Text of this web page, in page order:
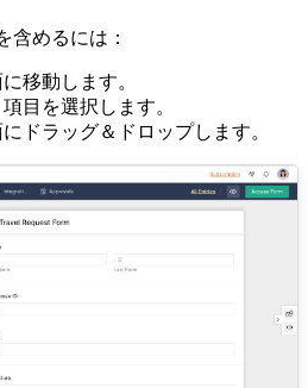
含めるには：
移動します。
項目を選択します。
ドラッグ＆ドロップします。